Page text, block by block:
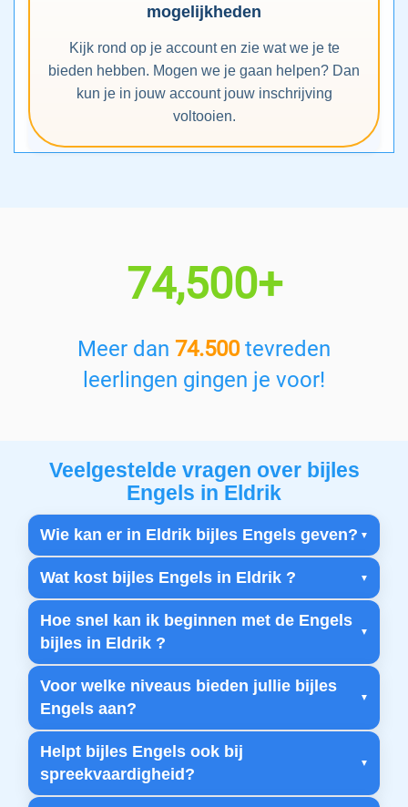
mogelijkheden
Kijk rond op je account en zie wat we je te
bieden hebben. Mogen we je gaan helpen? Dan
kun je in jouw account jouw inschrijving
voltooien.
74,500+
Meer dan 74.500tevreden
leerlingen gingen je voor!
Veelgestelde vragen over bijles
Engels in Eldrik
Wie kan er in Eldrik bijles Engels geven?
Wat kost bijles Engels in Eldrik ?
Hoe snel kan ik beginnen met de Engels
bijles in Eldrik ?
Voor welke niveaus bieden jullie bijles
Engels aan?
Helpt bijles Engels ook bij
spreekvaardigheid?